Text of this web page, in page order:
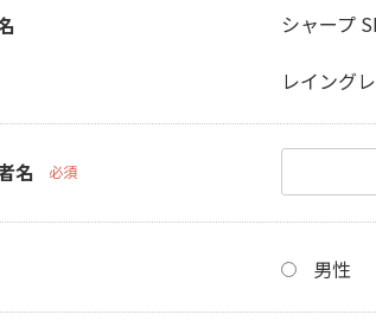
シャープ
レイング
名 必須
男性